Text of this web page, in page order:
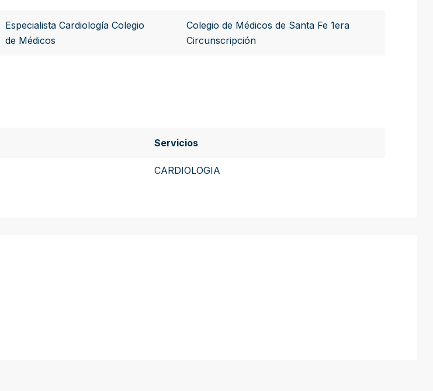
Especialista Cardiología Colegio
de Médicos
Colegio de Médicos de Santa Fe 1era
Circunscripción
Servicios
CARDIOLOGIA